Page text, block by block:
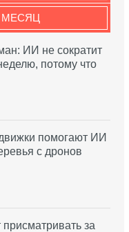
МЕСЯЦ
ИИ не сократит
потому что
помогают ИИ
с дронов
за